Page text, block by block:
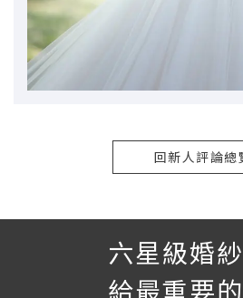
回新人評論總
六星級婚
給最重要